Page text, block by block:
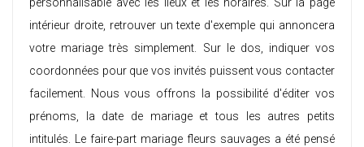
intérieur droite, retrouver un texte d'exemple qui annoncera
votre mariage très simplement. Sur le dos, indiquer vos
coordonnées pour que vos invités puissent vous contacter
facilement. Nous vous offrons la possibilité d'éditer vos
prénoms, la date de mariage et tous les autres petits
intitulés. Le faire-part mariage fleurs sauvages a été pensé